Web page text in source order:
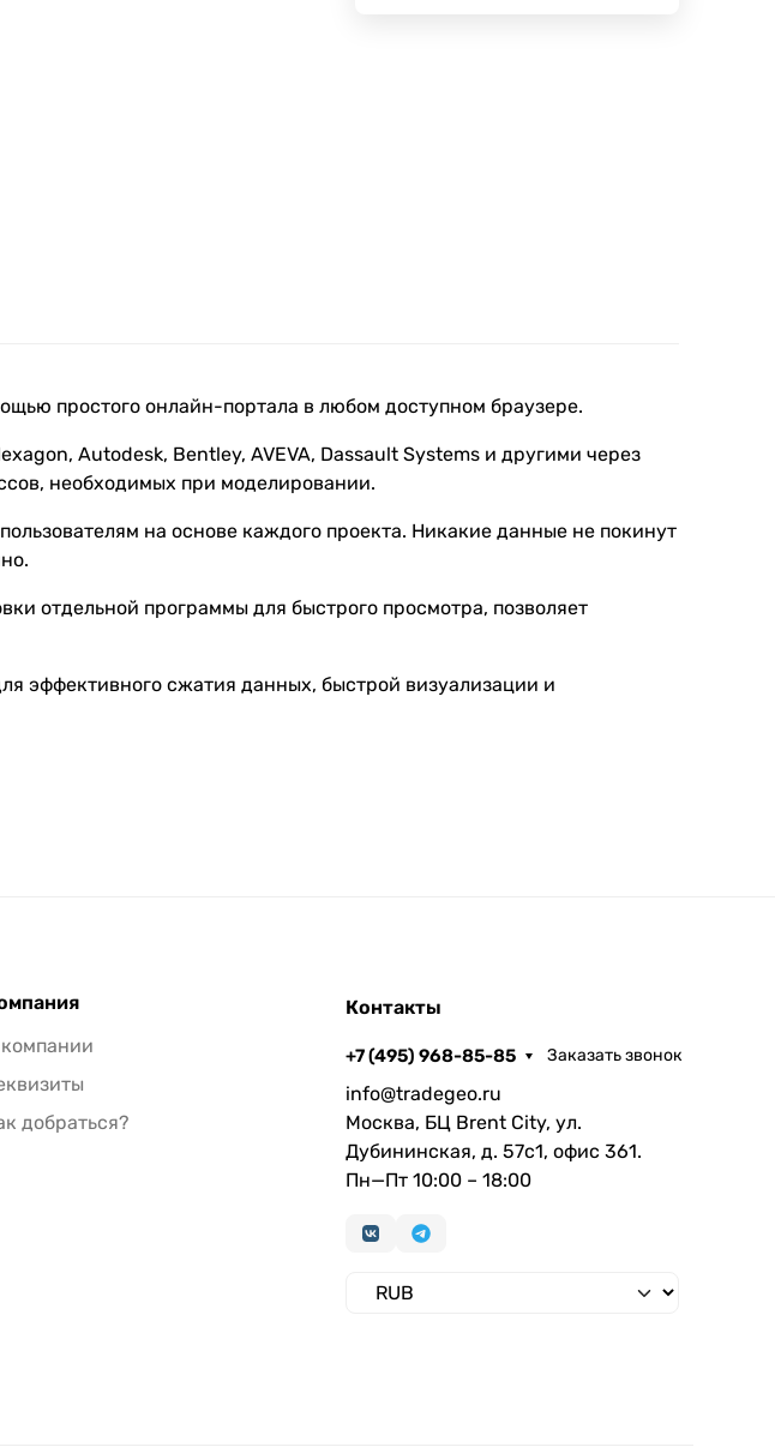
простого онлайн-портала в любом доступном браузере.
Autodesk, Bentley, AVEVA, Dassault Systems и другими через
необходимых при моделировании.
на основе каждого проекта. Никакие данные не покинут
отдельной программы для быстрого просмотра, позволяет
эффективного сжатия данных, быстрой визуализации и
добраться?
Контакты
+7 (495) 968-85-85 Заказать звонок
info@tradegeo.ru
Москва, БЦ Brent City, ул.
Дубининская, д. 57с1, офис 361.
Пн—Пт 10:00 – 18:00